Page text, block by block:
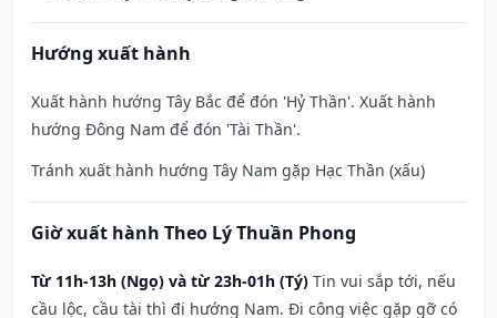
Hướng xuất hành
Xuất hành hướng Tây Bắc để đón 'Hỷ Thần'. Xuất hành
hướng Đông Nam để đón 'Tài Thần'.
Tránh xuất hành hướng Tây Nam gặp Hạc Thần (xấu)
Giờ xuất hành Theo Lý Thuần Phong
Từ 11h-13h (Ngọ) và từ 23h-01h (Tý) Tin vui sắp tới, nếu
cầu lộc, cầu tài thì đi hướng Nam. Đi công việc gặp gỡ có